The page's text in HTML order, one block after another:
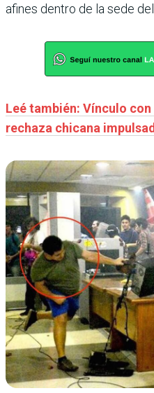
afines dentro de la sede del
Leé también: Vínculo
rechaza chicana